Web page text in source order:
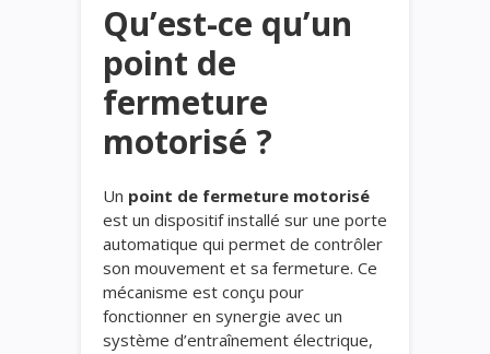
Qu’est-ce qu’un
point de
fermeture
motorisé ?
Un point de fermeture motorisé
est un dispositif installé sur une porte
automatique qui permet de contrôler
son mouvement et sa fermeture. Ce
mécanisme est conçu pour
fonctionner en synergie avec un
système d’entraînement électrique,